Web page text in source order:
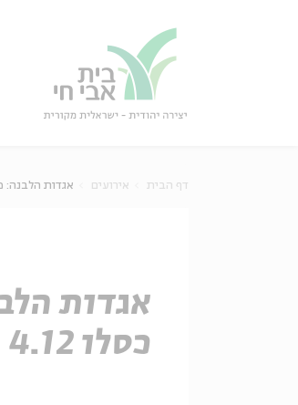
דף הבית אירועים אגדות הלבנה:
אגדות
כסלו 4.12